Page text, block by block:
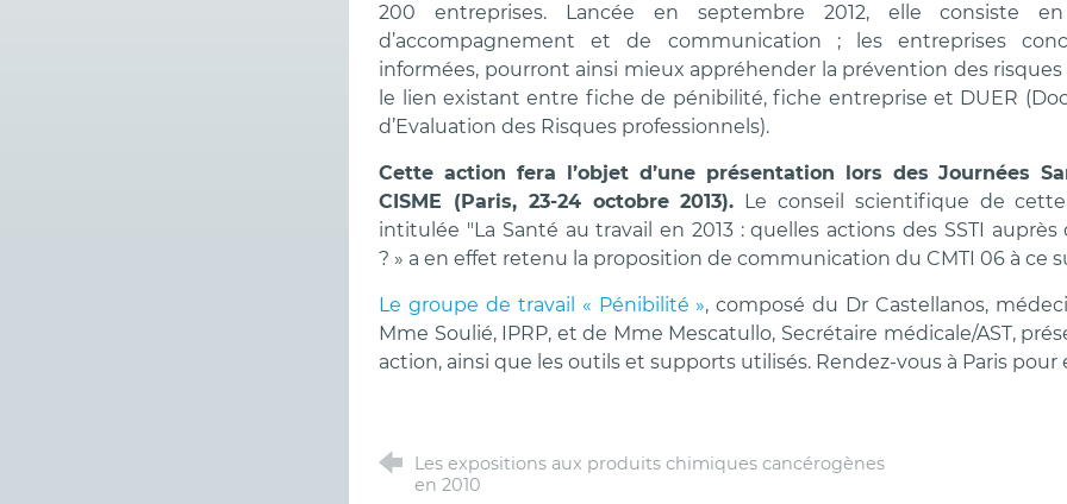
200 entreprises. Lancée en septembre 2012, elle consiste
d’accompagnement et de communication ; les entreprises
informées, pourront ainsi mieux appréhender la prévention des
le lien existant entre fiche de pénibilité, fiche entreprise et DUER
d’Evaluation des Risques professionnels).
Cette action fera l’objet d’une présentation lors des Journées
CISME (Paris, 23-24 octobre 2013). Le conseil scientifique de
intitulée "La Santé au travail en 2013 : quelles actions des SSTI
? » a en effet retenu la proposition de communication du CMTI 06 à ce
Le groupe de travail « Pénibilité », composé du Dr Castellanos,
Mme Soulié, IPRP, et de Mme Mescatullo, Secrétaire médicale/AST,
action, ainsi que les outils et supports utilisés. Rendez-vous à Paris pour
Les expositions aux produits chimiques cancérogènes
en 2010